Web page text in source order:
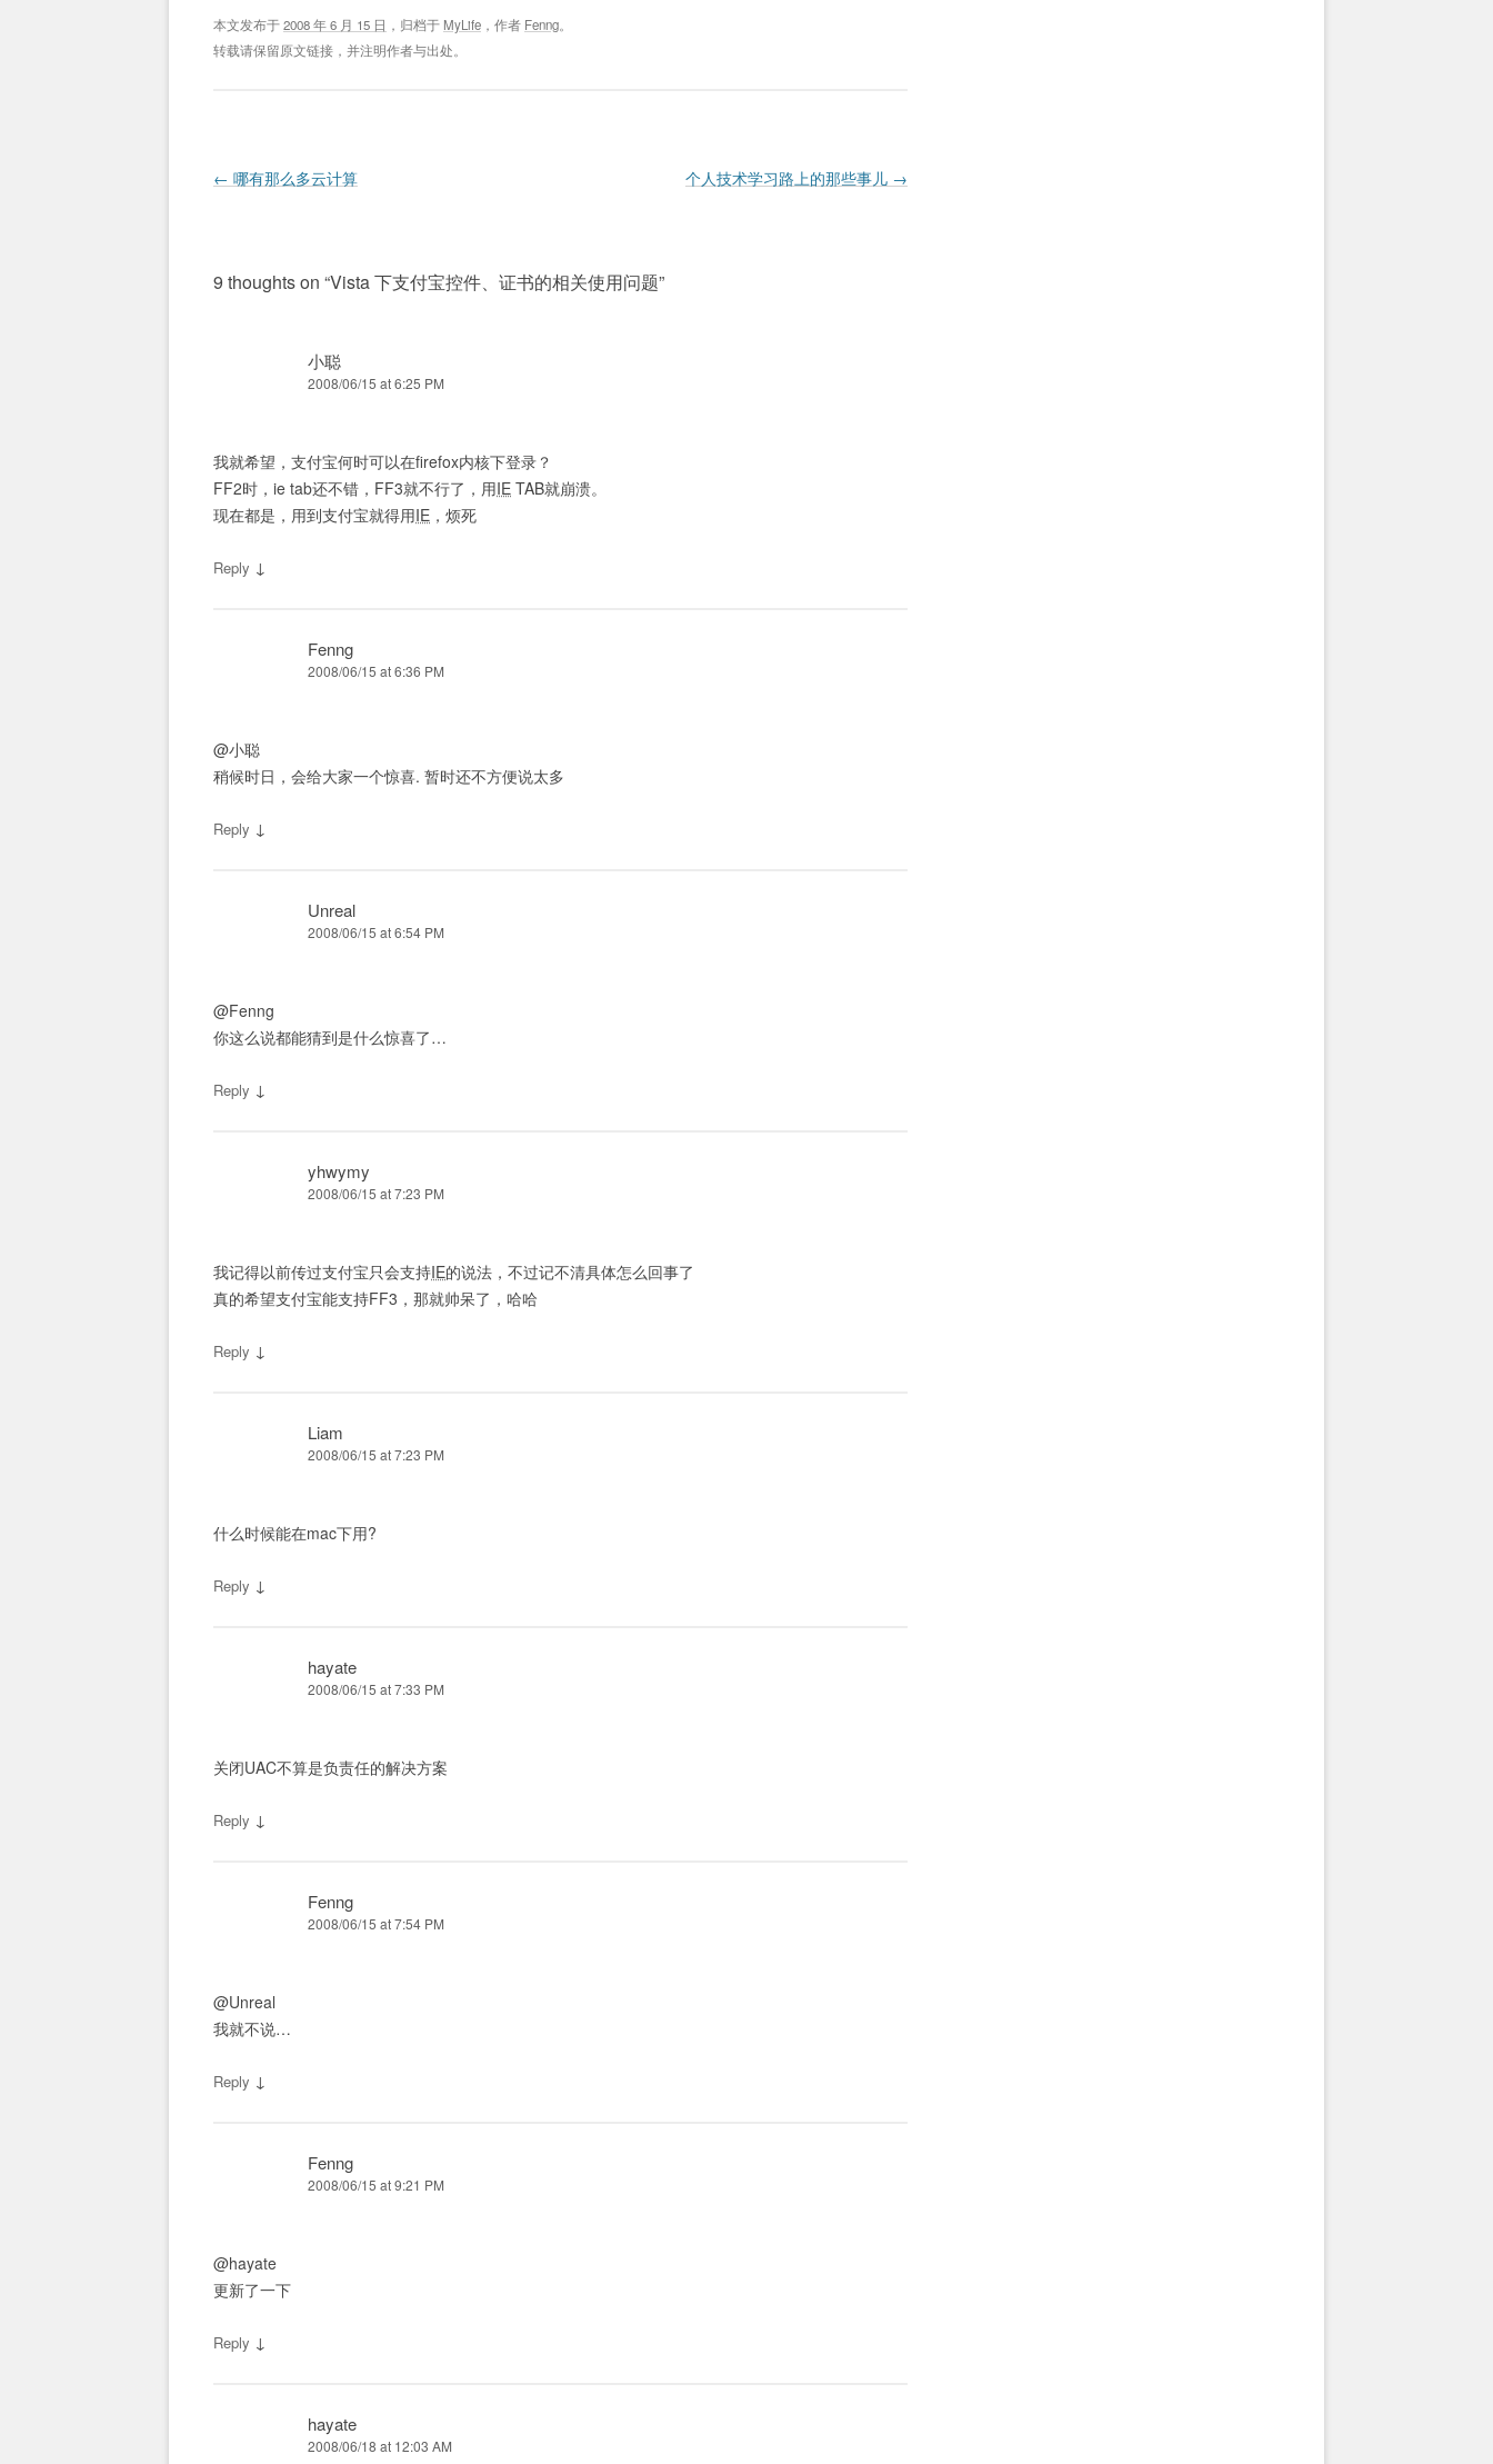
本文发布于2008 年 6 月 15 日 ，归档于 MyLife ，作者 Fenng。
转载请保留原文链接，并注明作者与出处。
Post navigation
← 哪有那么多云计算 个人技术学习路上的那些事儿 →
9 thoughts on “Vista 下支付宝控件、证书的相关使用问题”
小聪
2008/06/15 at 6:25 PM
我就希望，支付宝何时可以在firefox内核下登录？
FF2时，ie tab还不错，FF3就不行了，用IE TAB就崩溃。
现在都是，用到支付宝就得用IE ，烦死
Reply ↓
Fenng
2008/06/15 at 6:36 PM
@小聪
稍候时日，会给大家一个惊喜. 暂时还不方便说太多
Reply ↓
Unreal
2008/06/15 at 6:54 PM
@Fenng
你这么说都能猜到是什么惊喜了…
Reply ↓
yhwymy
2008/06/15 at 7:23 PM
我记得以前传过支付宝只会支持IE的说法，不过记不清具体怎么回事了
真的希望支付宝能支持FF3，那就帅呆了，哈哈
Reply ↓
Liam
2008/06/15 at 7:23 PM
什么时候能在mac下用?
Reply ↓
hayate
2008/06/15 at 7:33 PM
关闭UAC不算是负责任的解决方案
Reply ↓
Fenng
2008/06/15 at 7:54 PM
@Unreal
我就不说…
Reply ↓
Fenng
2008/06/15 at 9:21 PM
@hayate
更新了一下
Reply ↓
hayate
2008/06/18 at 12:03 AM